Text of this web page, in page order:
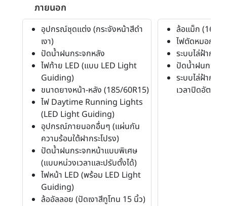
ภายนอก
อุปกรณ์ชุดแต่ง (กระจังหน้าสีดำ
เงา)
ปัดน้ำฝนกระจกหลัง
ไฟท้าย LED (แบบ LED Light
Guiding)
ขนาดยางหน้า-หลัง (185/60R15)
ไฟ Daytime Running Lights
(LED Light Guiding)
อุปกรณ์ภายนอกอื่นๆ (แผ่นกัน
ความร้อนใต้ฝากระโปรง)
ปัดน้ำฝนกระจกหน้าแบบพิเศษ
(แบบหน่วงเวลาและปรับตั้งได้)
ไฟหน้า LED (พร้อม LED Light
Guiding)
ล้ออัลลอย (ปัดเงาสีทูโทน 15 นิ้ว)
ล้อแม็ก (16")
ไฟตัดหมอก (ห
ระบบไล่ฝ้ากระ
ปัดน้ำฝนกระจ
ระบบไล่ฝ้ากร
เวลาปิดอัตโนมั